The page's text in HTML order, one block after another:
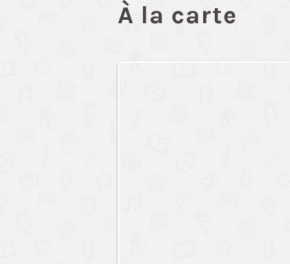
À la carte